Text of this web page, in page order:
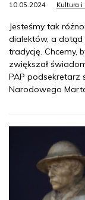
10.05.2024 Kultura i
Jesteśmy tak
dialektów, a dotąd
tradycję. Chcemy,
zwiększał
PAP podsekretarz
Narodowego